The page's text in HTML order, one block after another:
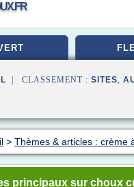
| CLASSEMENT : SITES,
> Thèmes & articles : crème
principaux sur choux